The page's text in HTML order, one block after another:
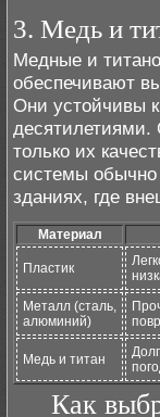
3. Медь и
Медные и
обеспечивают
Они устойчивы
десятилетиями.
только их
системы обычно
зданиях, где
Материал
Пластик
Металл (сталь,
алюминий)
Медь и титан
Как